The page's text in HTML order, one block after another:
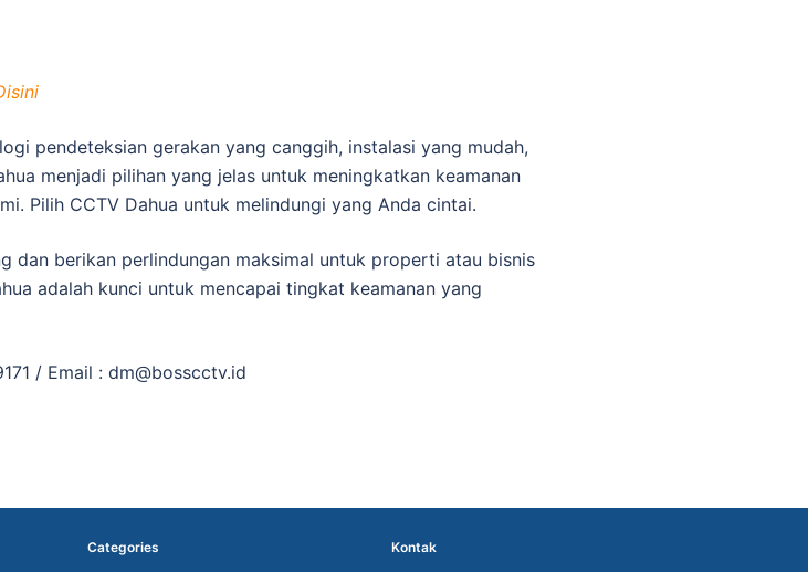
pendeteksian gerakan yang canggih, instalasi yang mudah,
menjadi pilihan yang jelas untuk meningkatkan keamanan
Pilih CCTV Dahua untuk melindungi yang Anda cintai.
dan berikan perlindungan maksimal untuk properti atau bisnis
adalah kunci untuk mencapai tingkat keamanan yang
/ Email : dm@bosscctv.id
Categories Kontak